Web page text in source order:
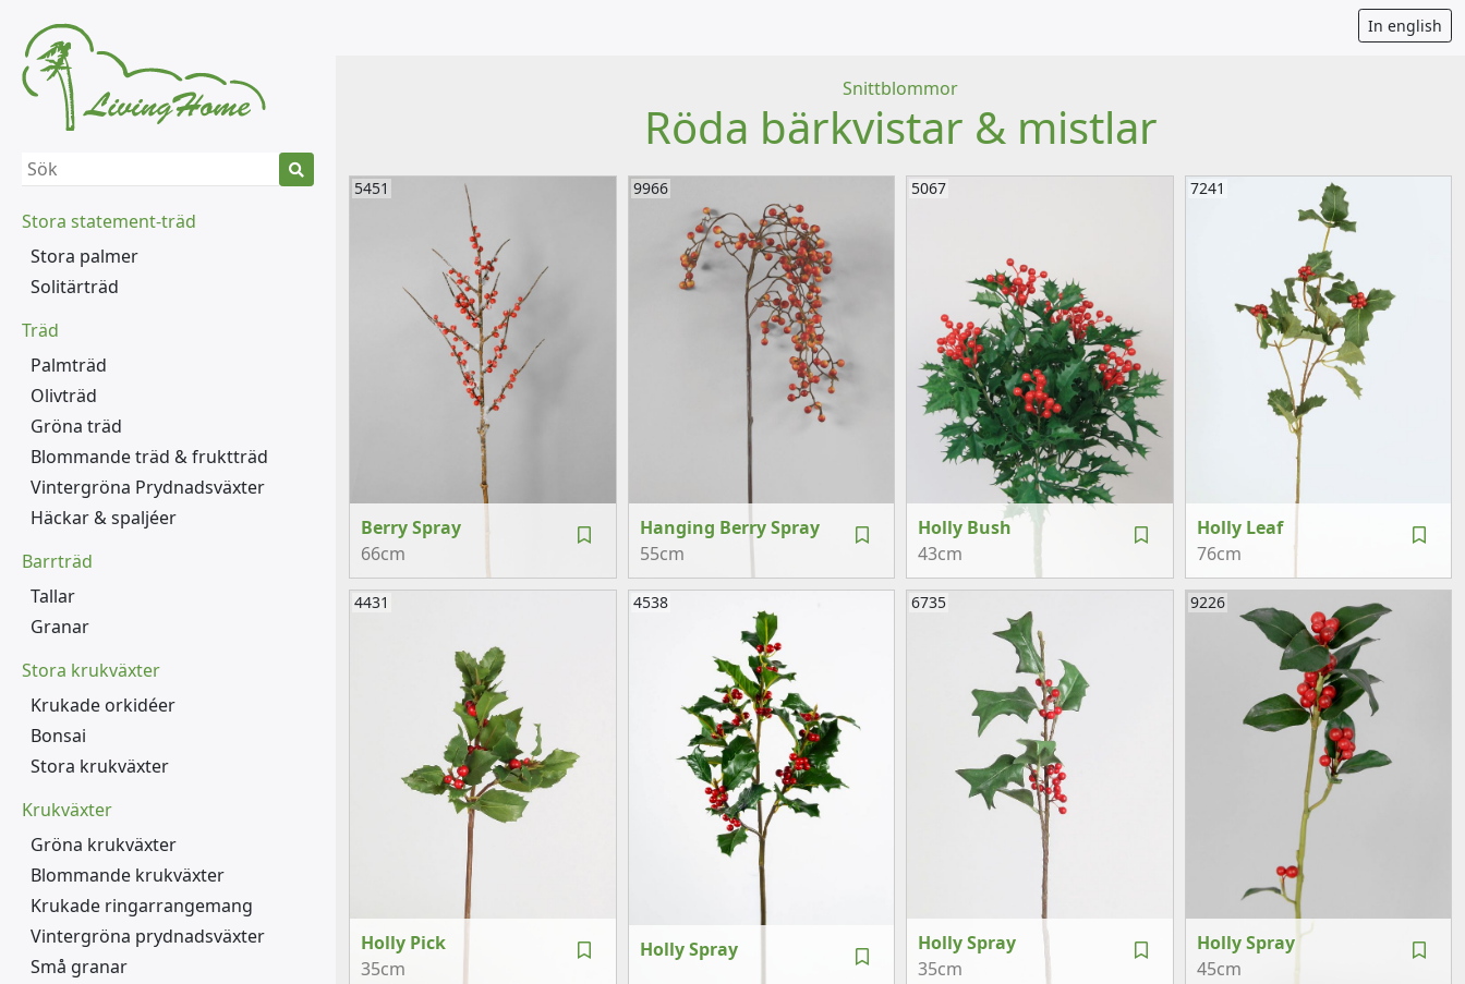
In english
Stora statement-träd
Stora palmer
Solitärträd
Träd
Palmträd
Olivträd
Gröna träd
Blommande träd & fruktträd
Vintergröna Prydnadsväxter
Häckar & spaljéer
Barrträd
Tallar
Granar
Stora krukväxter
Krukade orkidéer
Bonsai
Stora krukväxter
Krukväxter
Gröna krukväxter
Blommande krukväxter
Krukade ringarrangemang
Vintergröna prydnadsväxter
Små granar
Snittblommor
Röda bärkvistar & mistlar
Berry Spray
66cm
5451
Hanging Berry Spray
55cm
9966
Holly Bush
43cm
5067
Holly Leaf
76cm
7241
Holly Pick
35cm
4431
Holly Spray
4538
Holly Spray
35cm
6735
Holly Spray
45cm
9226